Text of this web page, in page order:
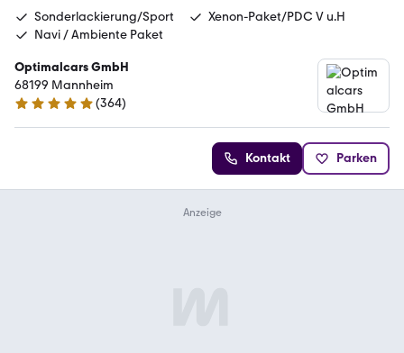
Sonderlackierung/Sport
Xenon-Paket/PDC V u.H
Navi / Ambiente Paket
Optimalcars GmbH
68199 Mannheim
4.9 Sterne
(364)
Kontakt Parken